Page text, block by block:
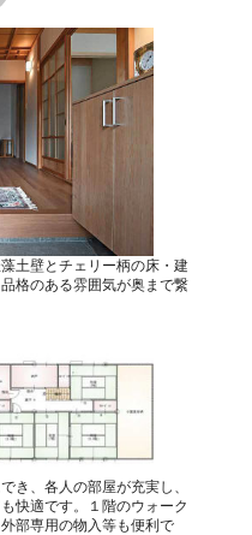
土壁とチェリー柄の床・建
格のある雰囲気が奥まで繋
き、各人の部屋が充実し、
快適です。１階のウォーク
部専用の物入等も便利で